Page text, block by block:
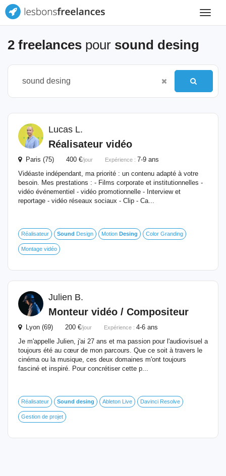
Toggle
2 freelances pour sound desing
Lucas L.
Réalisateur vidéo
Paris (75) 400 €/jour Expérience : 7-9 ans
Vidéaste indépendant, ma priorité : un contenu adapté à votre
besoin. Mes prestations : - Films corporate et institutionnelles -
vidéo événementiel - vidéo promotionnelle - Interview et
reportage - vidéo réseaux sociaux - Clip - Ca...
Réalisateur Sound Design Motion Desing Color Granding
Montage vidéo
Julien B.
Monteur vidéo / Compositeur
Lyon (69) 200 €/jour Expérience : 4-6 ans
Je m'appelle Julien, j'ai 27 ans et ma passion pour l'audiovisuel a
toujours été au cœur de mon parcours. Que ce soit à travers le
cinéma ou la musique, ces deux domaines m'ont toujours
fasciné et inspiré. Pour concrétiser cette p...
Réalisateur Sound desing Ableton Live Davinci Resolve
Gestion de projet